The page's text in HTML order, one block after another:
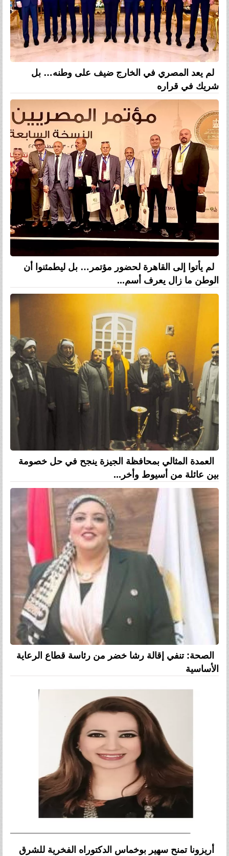
لم يعد المصري في الخارج ضيف على وطنه… بل
شريك في قراره
لم يأتوا إلى القاهرة لحضور مؤتمر… بل ليطمئنوا أن
الوطن ما زال يعرف أسم...
العمدة المثالي بمحافظة الجيزة ينجح في حل خصومة
بين عائلة من أسيوط وأخر...
الصحة: تنفي إقالة رشا خضر من رئاسة قطاع الرعاية
الأساسية
أريزونا تمنح سهير بوخماس الدكتوراه الفخرية للشرق